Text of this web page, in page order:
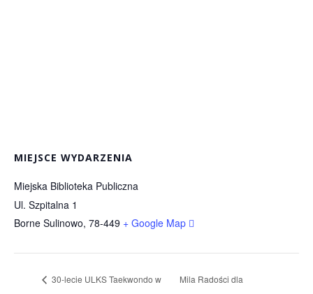
MIEJSCE WYDARZENIA
Miejska Biblioteka Publiczna
Ul. Szpitalna 1
Borne Sulinowo, 78-449 + Google Map
30-lecie ULKS Taekwondo w
Mila Radości dla